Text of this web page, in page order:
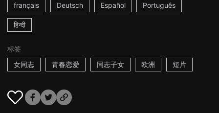
français Deutsch Español Português
हिन्दी
标签
女同志
青春恋爱 同志子女 欧洲 短片